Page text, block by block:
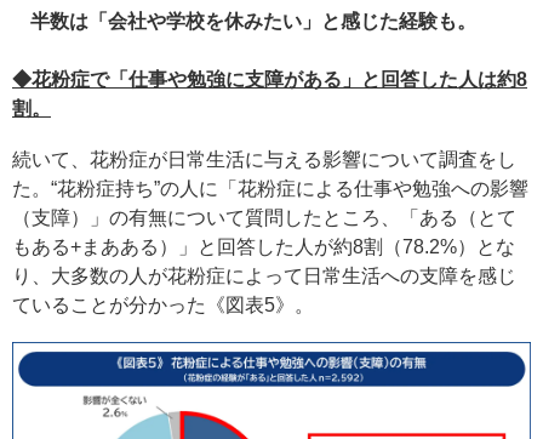
半数は「会社や学校を休みたい」と感じた経験も。
◆花粉症で「仕事や勉強に支障がある」と回答した人は約8
割。
続いて、花粉症が日常生活に与える影響について調査をし
た。“花粉症持ち”の人に「花粉症による仕事や勉強への影響
（支障）」の有無について質問したところ、「ある（とて
もある+まあある）」と回答した人が約8割（78.2%）とな
り、大多数の人が花粉症によって日常生活への支障を感じ
ていることが分かった《図表5》。